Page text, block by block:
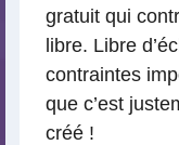
gratuit qui
libre. Libre
contraintes
que c’est
créé !